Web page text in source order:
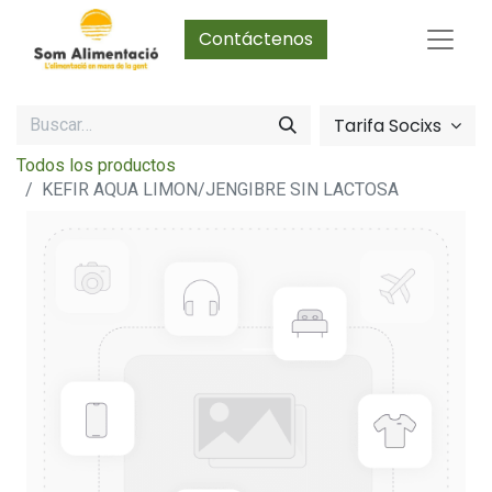
Contáctenos
Tarifa Socixs
Todos los productos
KEFIR AQUA LIMON/JENGIBRE SIN LACTOSA